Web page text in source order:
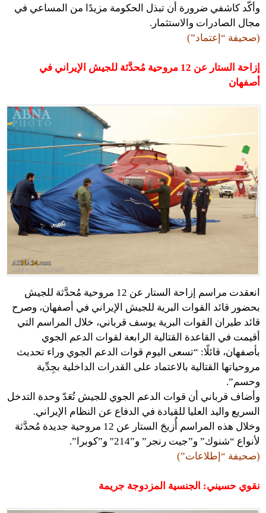
وأكّد كاشفي ضرورة أن تبذل الحكومة مزيدًا من المساعي في
مجال الصادرات والاستثمار.
(صحيفة “إعتماد”)
إزاحة الستار عن 12 مروحية مُحدَّثة للجيش الإيراني في
أصفهان
انعقدت مراسم إزاحة الستار عن 12 مروحية مُحدَّثة للجيش
بحضور قائد القوات البرية للجيش الإيراني في أصفهان، وصرح
قائد طيران القوات البرية يوسف قرباني، خلال المراسم التي
أقيمت في القاعدة القتالية الرابعة لقوات الدعم الجوي
بأصفهان، قائلًا: “تسعى اليوم قوات الدعم الجوي وراء تحديث
مروحياتها القتالية بالاعتماد على القدرات الداخلية بجِدِّية
وحسم”.
وأضاف قرباني أن قوات الدعم الجوي للجيش تُعَدّ وحدة التدخل
السريع واليد العليا للقيادة في الدفاع عن النظام الإيراني.
وخلال هذه المراسم أُزيحَ الستار عن 12 مروحية جديدة مُحدَّثة
لأنواع “شنوك” و”جيت رنجر” و”214″ و”كوبرا”.
(صحيفة “إطلاعات”)
نقوي حسيني: الجنسية المزدوجة جريمة